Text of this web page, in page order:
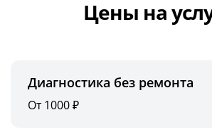
Цены на
Диагностика без ремонта
От 1000 ₽